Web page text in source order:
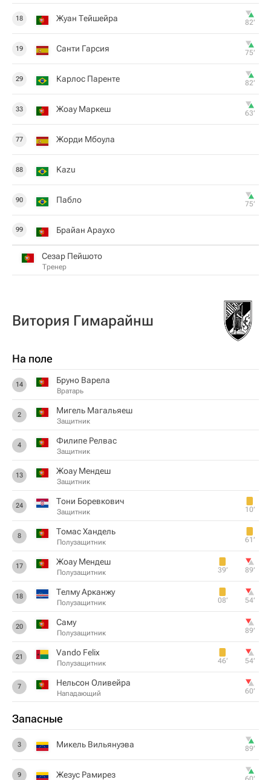
18 Жуан Тейшейра 82‎’‎
19 Санти Гарсия 75‎’‎
29 Карлос Паренте 82‎’‎
33 Жоау Маркеш 63‎’‎
77 Жорди Мбоула
88 Kazu
90 Пабло 75‎’‎
99 Брайан Араухо
Сезар Пейшото
Тренер
Витория Гимарайнш
На поле
14 Бруно Варела
Вратарь
2 Мигель Магальяеш
Защитник
4 Филипе Релвас
Защитник
13 Жоау Мендеш
Защитник
24 Тони Боревкович
Защитник 10‎’‎
8 Томас Хандель
Полузащитник 61‎’‎
17 Жоау Мендеш
Полузащитник 39‎’‎ 89‎’‎
18 Телму Арканжу
Полузащитник 08‎’‎ 54‎’‎
20 Саму
Полузащитник 89‎’‎
21 Vando Felix
Полузащитник 46‎’‎ 54‎’‎
7 Нельсон Оливейра
Нападающий 60‎’‎
Запасные
3 Микель Вильянуэва 89‎’‎
9 Жезус Рамирез